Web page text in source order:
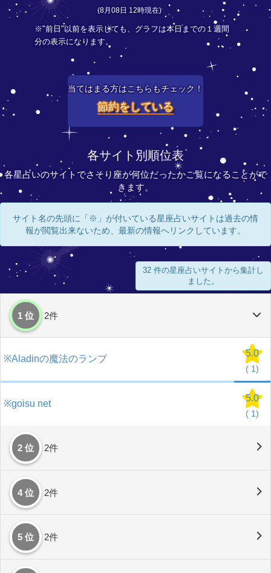
(8月08日 12時現在)
※"前日"以前を表示しても、グラフは本日までの１週間
分の表示になります。
当てはまる方はこちらもチェック！
節約をしている
各サイト別順位表
各星占いのサイトでさそり座が何位だったかご覧になることがで
きます。
サイト名の先頭に「※」が付いている星座占いサイトは過去の情
報が閲覧出来ないため、最新の情報へリンクしています。
32 件の星座占いサイトから集計し
ました。
1 位 2件
※Aladinの魔法のランプ
5.0
( 1)
※goisu net
5.0
( 1)
2 位 2件
4 位 2件
5 位 2件